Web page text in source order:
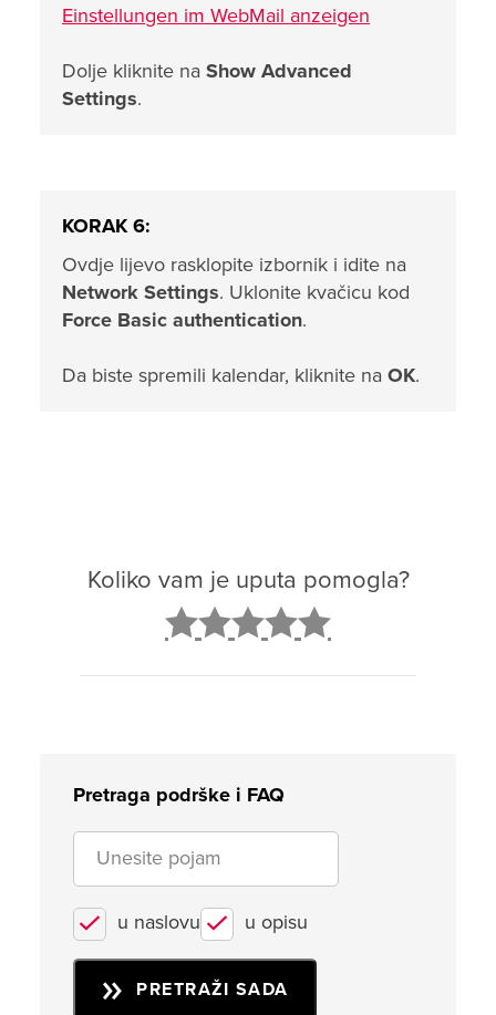
Einstellungen im WebMail anzeigen
Dolje kliknite na Show Advanced
Settings.
KORAK 6:
Ovdje lijevo rasklopite izbornik i idite na
Network Settings. Uklonite kvačicu kod
Force Basic authentication.
Da biste spremili kalendar, kliknite na OK.
Koliko vam je uputa pomogla?
Pretraga podrške i FAQ
u naslovu u opisu
PRETRAŽI SADA